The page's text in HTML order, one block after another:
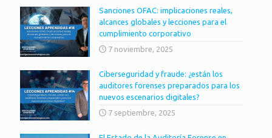
Sanciones OFAC: implicaciones reales,
alcances globales y lecciones para el
cumplimiento corporativo
7 noviembre, 2025
Ciberseguridad y fraude: ¿están los
auditores forenses preparados para los
nuevos escenarios digitales?
7 septiembre, 2025